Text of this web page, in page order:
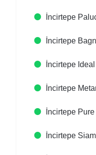
İncirtepe
İncirtepe
İncirtepe
İncirtepe
İncirtepe
İncirtepe